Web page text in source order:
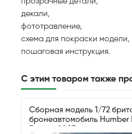
декали,
фототравление,
схема для покраски модели,
пошаговая инструкция.
С этим товаром также
Сборная модель 1/72
бронеавтомобиль Humber